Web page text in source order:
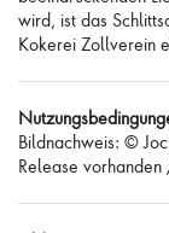
wird, ist das
Kokerei Zollverein
Bildnachweis: ©
Release